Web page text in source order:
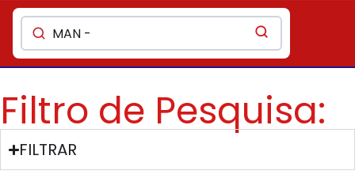
Filtro de Pesquisa:
FILTRAR